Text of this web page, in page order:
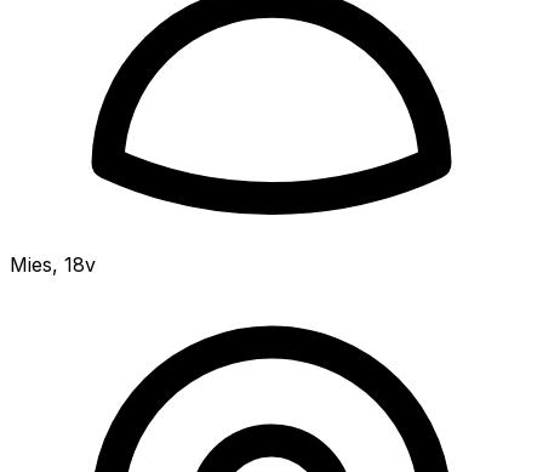
Mies, 18v